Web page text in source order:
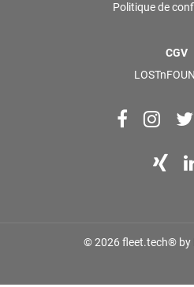
Politique de
CGV
© 2026 fleet.tech® by